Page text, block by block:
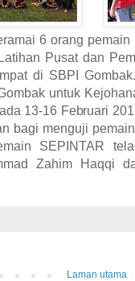
6 orang
Pusat dan
di SBPI
untuk
13-16 Februari
bagi menguji
SEPINTAR
Zahim Haqqi
Laman utama